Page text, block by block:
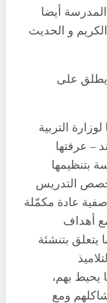
أيضا
و الحديث
يطلق على
التربية
– عرفتها
بتنظيمها
حصص التدريس
عادة مكمّلة
أهداف
يتعلق بتنشئة
يحيط بهم،
ومع